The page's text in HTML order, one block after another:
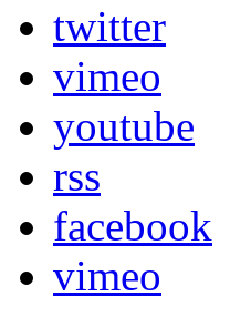
twitter
vimeo
youtube
rss
facebook
vimeo